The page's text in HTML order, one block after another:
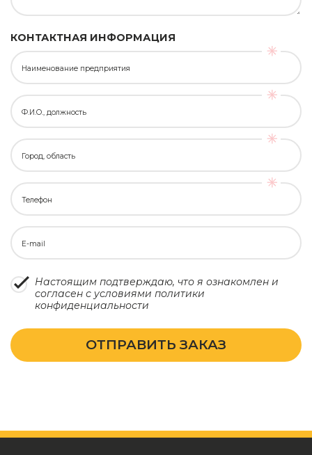
КОНТАКТНАЯ ИНФОРМАЦИЯ
Наименование предприятия
Ф.И.О., должность
Город, область
Телефон
E-mail
Настоящим подтверждаю, что я ознакомлен и
согласен с условиями политики
конфиденциальности
ОТПРАВИТЬ ЗАКАЗ